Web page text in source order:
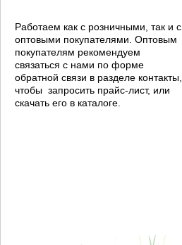
Работаем как с розничными, так и с
оптовыми покупателями. Оптовым
покупателям рекомендуем
связаться с нами по форме
обратной связи в разделе контакты,
чтобы запросить прайс-лист, или
скачать его в каталоге.